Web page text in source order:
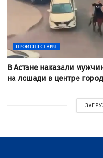
ПРОИСШЕСТВИЯ
В Астане наказали
на лошади в центре